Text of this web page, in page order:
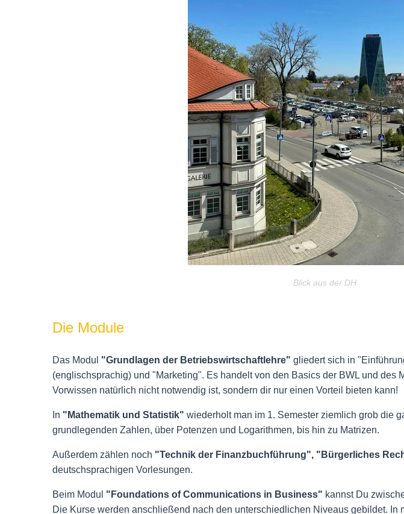
Blick aus der DH
Die Module
Das Modul "Grundlagen der Betriebswirtschaftlehre" gliedert sich in
(englischsprachig) und "Marketing". Es handelt von den Basics der BWL und des
Vorwissen natürlich nicht notwendig ist, sondern dir nur einen Vorteil bieten kann!
In "Mathematik und Statistik" wiederholt man im 1. Semester ziemlich grob die
grundlegenden Zahlen, über Potenzen und Logarithmen, bis hin zu Matrizen.
Außerdem zählen noch "Technik der Finanzbuchführung", "Bürgerliches
deutschsprachigen Vorlesungen.
Beim Modul "Foundations of Communications in Business" kannst Du
Die Kurse werden anschließend nach den unterschiedlichen Niveaus gebildet. In